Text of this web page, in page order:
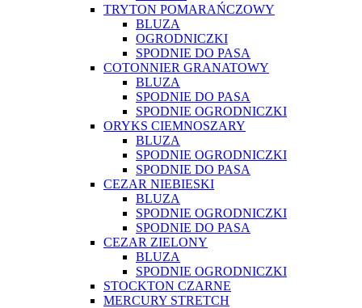
TRYTON POMARAŃCZOWY
BLUZA
OGRODNICZKI
SPODNIE DO PASA
COTONNIER GRANATOWY
BLUZA
SPODNIE DO PASA
SPODNIE OGRODNICZKI
ORYKS CIEMNOSZARY
BLUZA
SPODNIE OGRODNICZKI
SPODNIE DO PASA
CEZAR NIEBIESKI
BLUZA
SPODNIE OGRODNICZKI
SPODNIE DO PASA
CEZAR ZIELONY
BLUZA
SPODNIE OGRODNICZKI
STOCKTON CZARNE
MERCURY STRETCH